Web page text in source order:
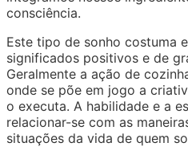
consciência.
Este tipo de sonho costuma
significados positivos e de
Geralmente a ação de
onde se põe em jogo a
o executa. A habilidade e a
relacionar-se com as
situações da vida de quem